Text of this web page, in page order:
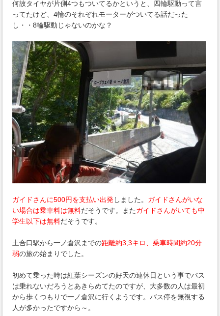
何故タイヤが片側4つもついてるかというと、四輪駆動って言
ってたけど、4輪のそれぞれモーターがついてる話だった
し・・8輪駆動じゃないのかな？
ガイドさんに500円を支払い出発 しました。 ガイドさんがいな
い場合は乗車料は無料だそうです。またガイドさんがいても中
学生以下は無料だそうです。
土合口駅から一ノ倉沢までの距離約3,3キロ、乗車時間約20分
弱の旅の始まりでした。
初めて乗った時は紅葉シーズンの好天の連休日という事でバス
は乗れないだろうとあきらめてたのですが、大多数の人は最初
から歩くつもりで一ノ倉沢に行くようです。バス停を無視する
人が多かったですから～。